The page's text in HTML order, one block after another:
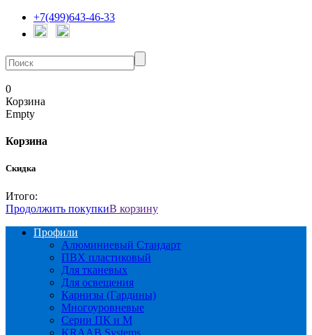
+7(499)643-46-33
0
Корзина
Empty
Корзина
Скидка
Итого:
Продолжить покупкиВ корзину
Профили
Алюминиевый Стандарт
ПВХ пластиковый
Для тканевых
Для освещения
Карнизы (Гардины)
Многоуровневые
Серии ПК и М
KRAAB Systems